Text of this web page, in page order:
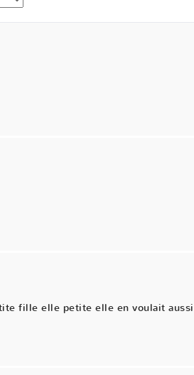
fille elle petite elle en voulait